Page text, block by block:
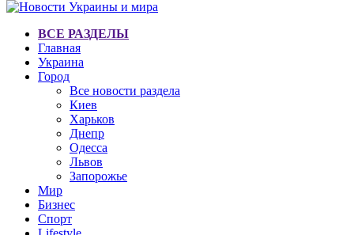
ВСЕ РАЗДЕЛЫ
Главная
Украина
Город
Все новости раздела
Киев
Харьков
Днепр
Одесса
Львов
Запорожье
Мир
Бизнес
Спорт